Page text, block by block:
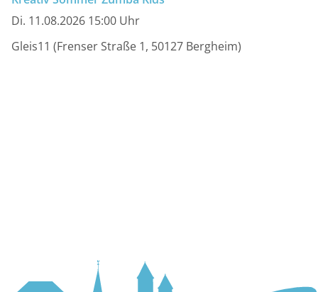
Di. 11.08.2026 15:00 Uhr
Gleis11 (Frenser Straße 1, 50127 Bergheim)